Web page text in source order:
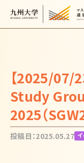
学生生活
サポート体制
入試情報
【2025/07/
Study
2025（
投稿日：2025.05.27